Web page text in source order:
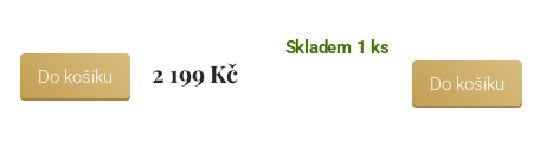
Do košíku
Skladem 1 ks
2 199 Kč Do košíku